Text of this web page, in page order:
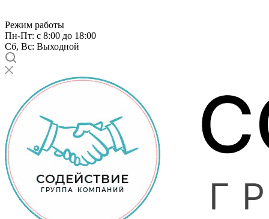
Режим работы
Пн-Пт: с 8:00 до 18:00
Сб, Вс: Выходной